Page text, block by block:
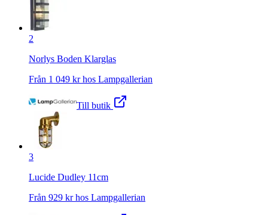
2
Norlys Boden Klarglas
Från 1 049 kr hos Lampgallerian
Till butik
3
Lucide Dudley 11cm
Från 929 kr hos Lampgallerian